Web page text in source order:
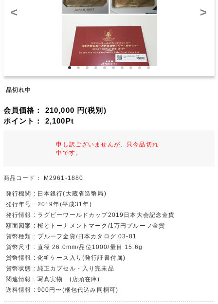
< >
品切れ中
会員価格： 210,000 円(税別)
ポイント： 2,100Pt
申し訳ございませんが、只今品切れ
中です。
商品コード： M2961-1880
発行機関 : 日本銀行(大蔵省造幣局)
発行年号 : 2019年(平成31年)
発行情報 : ラグビーワールドカップ2019日本大会記念金貨
額面図案 : 桜とトーナメントマーク/1万円プルーフ金貨
貨幣種類 : プルーフ金貨/日本カタログ 03-81
貨幣尺寸 : 直径 26.0mm/品位1000/量目 15.6g
貨幣情報 : 化粧ケース入り(発行証書付属)
貨幣状態 : 純正カプセル・入り完未品
関連情報 : 写真実物 (店頭在庫)
送料情報 : 900円〜(梱包代込み同梱可)